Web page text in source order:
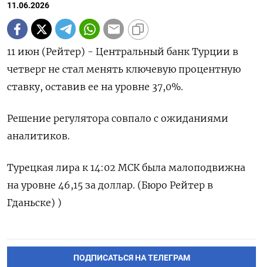
11.06.2026
11 июн (Рейтер) - Центральный ‌банк ​Турции в ​
четверг ​не ⁠стал менять ‌ключевую ‌процентную
ставку, ​оставив ‌ее ​на уровне 37,0%.
Решение ‌регулятора совпало с ​ожиданиями ​
аналитиков.
Турецкая ‌лира ​к 14:02 МСК была ​малоподвижна
⁠на уровне 46,15 ‌за ‌доллар. (Бюро Рейтер ​в
‌Гданьске) )
ПОДПИСАТЬСЯ НА ТЕЛЕГРАМ